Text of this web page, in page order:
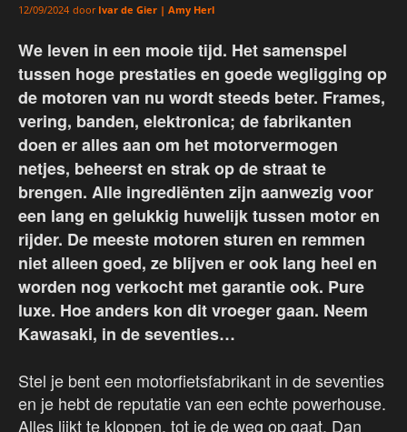
12/09/2024 door Ivar de Gier | Amy Herl
We leven in een mooie tijd. Het samenspel
tussen hoge prestaties en goede wegligging op
de motoren van nu wordt steeds beter. Frames,
vering, banden, elektronica; de fabrikanten
doen er alles aan om het motorvermogen
netjes, beheerst en strak op de straat te
brengen. Alle ingrediënten zijn aanwezig voor
een lang en gelukkig huwelijk tussen motor en
rijder. De meeste motoren sturen en remmen
niet alleen goed, ze blijven er ook lang heel en
worden nog verkocht met garantie ook. Pure
luxe. Hoe anders kon dit vroeger gaan. Neem
Kawasaki, in de seventies…
Stel je bent een motorfietsfabrikant in de seventies
en je hebt de reputatie van een echte powerhouse.
Alles lijkt te kloppen, tot je de weg op gaat. Dan